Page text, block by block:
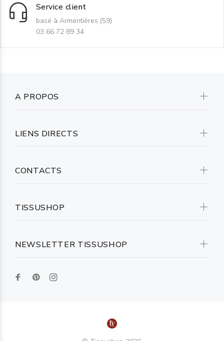
Service client
basé à Armentières (59)
03 66 72 89 34
NEWSLETTER TISSUSHOP
A PROPOS
LIENS DIRECTS
CONTACTS
TISSUSHOP